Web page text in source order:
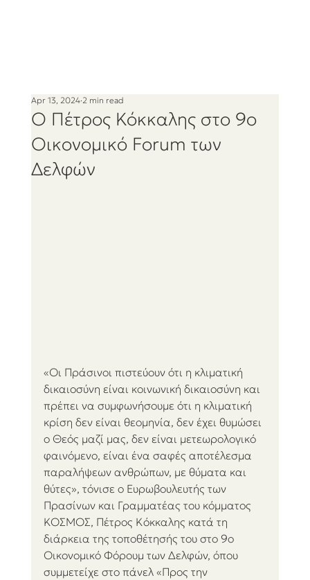
Ο Πέτρος Κόκκαλης στο 9ο
Οικονομικό Forum των
Δελφών
Apr 13, 2024 2 min read
«Οι Πράσινοι πιστεύουν ότι η κλιματική
δικαιοσύνη είναι κοινωνική δικαιοσύνη και
πρέπει να συμφωνήσουμε ότι η κλιματική
κρίση δεν είναι θεομηνία, δεν έχει θυμώσει
ο Θεός μαζί μας, δεν είναι μετεωρολογικό
φαινόμενο, είναι ένα σαφές αποτέλεσμα
παραλήψεων ανθρώπων, με θύματα και
θύτες», τόνισε ο Ευρωβουλευτής των
Πρασίνων και Γραμματέας του κόμματος
ΚΟΣΜΟΣ, Πέτρος Κόκκαλης κατά τη
διάρκεια της τοποθέτησής του στο 9ο
Οικονομικό Φόρουμ των Δελφών, όπου
συμμετείχε στο πάνελ «Προς την